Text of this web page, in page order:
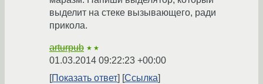
выделит на стеке вызывающего, ради
прикола.
arturpub ★★
01.03.2014 09:22:23 +00:00
Показать ответ
Ссылка